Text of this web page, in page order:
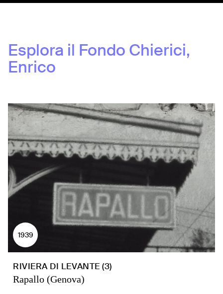
Esplora il Fondo Chierici,
Enrico
1939
RIVIERA DI LEVANTE (3)
Rapallo (Genova)